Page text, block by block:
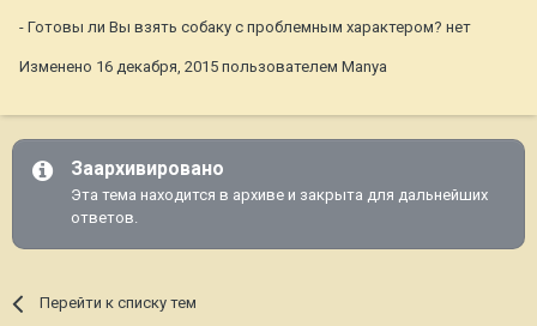
- Готовы ли Вы взять собаку с проблемным характером? нет
Изменено 16 декабря, 2015 пользователем Manya
Заархивировано
Эта тема находится в архиве и закрыта для дальнейших
ответов.
Перейти к списку тем